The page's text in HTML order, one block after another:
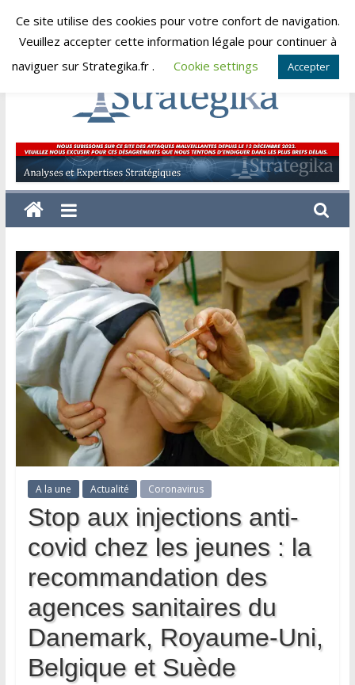
Skip
vendredi, août 7, 2026
Strategika
Expertise
et
Analyses
A la une Actualité Coronavirus
Stop aux injections anti-
covid chez les jeunes : la
recommandation des
agences sanitaires du
Danemark, Royaume-Uni,
Belgique et Suède
Ce site utilise des cookies pour votre confort de navigation.
Veuillez accepter cette information légale pour continuer à
naviguer sur Strategika.fr .
Cookie settings Accepter